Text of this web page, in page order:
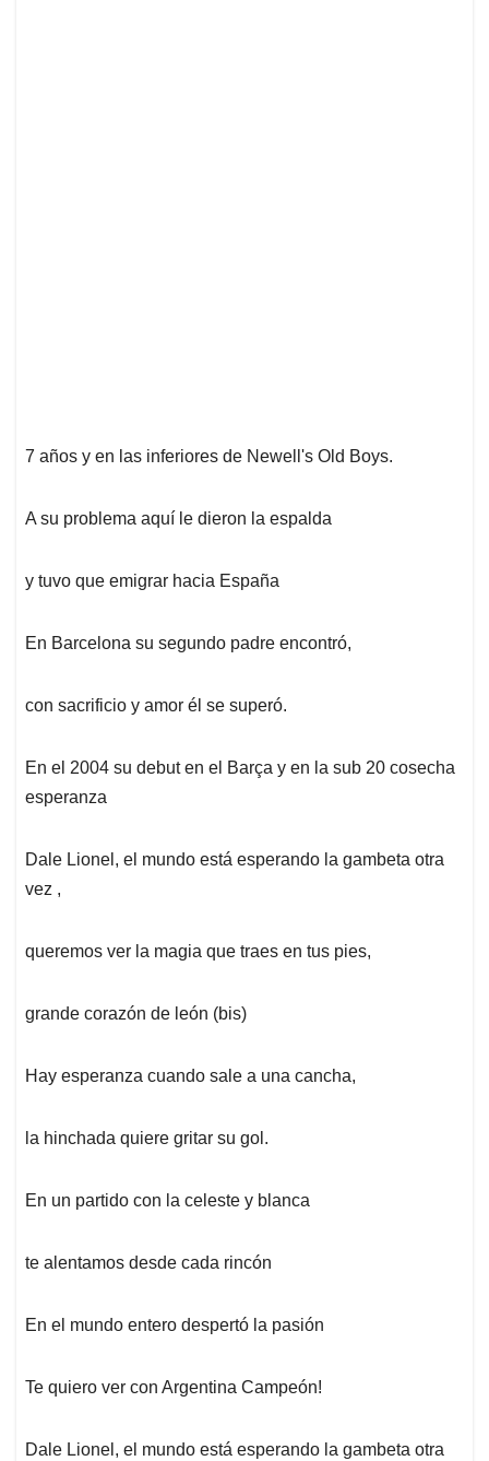
7 años y en las inferiores de Newell's Old Boys.
A su problema aquí le dieron la espalda
y tuvo que emigrar hacia España
En Barcelona su segundo padre encontró,
con sacrificio y amor él se superó.
En el 2004 su debut en el Barça y en la sub 20 cosecha
esperanza
Dale Lionel, el mundo está esperando la gambeta otra
vez ,
queremos ver la magia que traes en tus pies,
grande corazón de león (bis)
Hay esperanza cuando sale a una cancha,
la hinchada quiere gritar su gol.
En un partido con la celeste y blanca
te alentamos desde cada rincón
En el mundo entero despertó la pasión
Te quiero ver con Argentina Campeón!
Dale Lionel, el mundo está esperando la gambeta otra